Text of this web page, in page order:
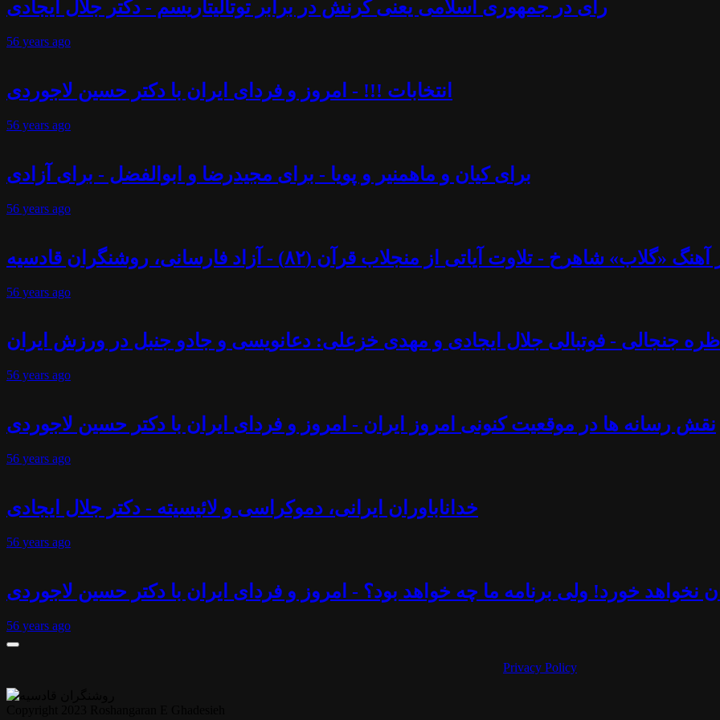
رأی در جمهوری اسلامی یعنی کُرنش در برابر توتالیتاریسم - دکتر جلال ایجادی
56 years ago
انتخابات !!! - امروز و فردای ایران با دکتر حسین لاجوردی
56 years ago
برای کیان و ماهمنیر و پویا - برای مجیدرضا و ابوالفضل - برای آزادی
56 years ago
«گلاب» شاهرخ - تلاوت آیاتی از منجلاب قرآن (۸۲) - آزاد فارسانی، روشنگران قادسیه
56 years ago
جنجالی - فوتبالی جلال ایجادی و مهدی خزعلی: دعانویسی و جادو جنبل در ورزش ایران
56 years ago
نقش رسانه ها در موقعیت کنونی امروز ایران - امروز و فردای ایران با دکتر حسین لاجوردی
56 years ago
خداناباوران ایرانی، دموکراسی و لائیسیته - دکتر جلال ایجادی
56 years ago
نخواهد خورد! ولی برنامه ما چه خواهد بود؟ - امروز و فردای ایران با دکتر حسین لاجوردی
56 years ago
Privacy Policy